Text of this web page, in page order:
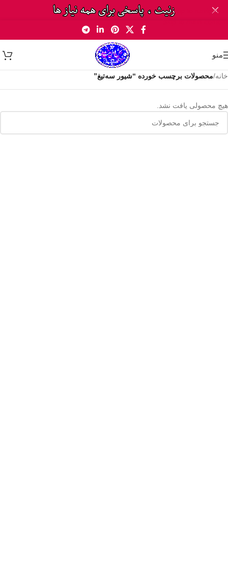
Skip to navigation
منو
خانه/محصولات برچسب خورده “شیور سه‌تیغ”
هیچ محصولی یافت نشد.